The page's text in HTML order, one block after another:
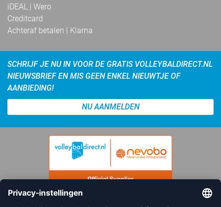
iDEAL | Wero
Creditcard
Achteraf betalen | Klarna
SCHRIJF JE NU IN VOOR DE GRATIS VOLLEYBALDIRECT.NL
NIEUWSBRIEF EN MIS GEEN ENKEL NIEUWTJE OF
AANBIEDING!
NU AANMELDEN